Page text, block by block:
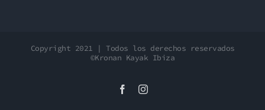
Copyright 2021 | Todos los derechos reservados
©Kronan Kayak Ibiza
FacebookInstagram